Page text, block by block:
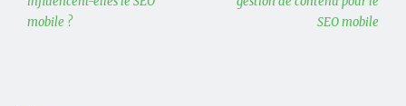
mobile ?
SEO mobile